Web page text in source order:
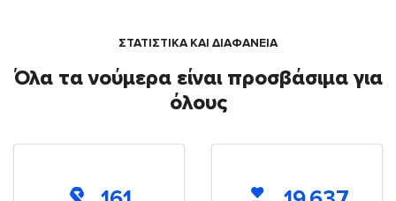
ΣΤΑΤΙΣΤΙΚΑ ΚΑΙ ΔΙΑΦΑΝΕΙΑ
Όλα τα νούμερα είναι προσβάσιμα για
όλους